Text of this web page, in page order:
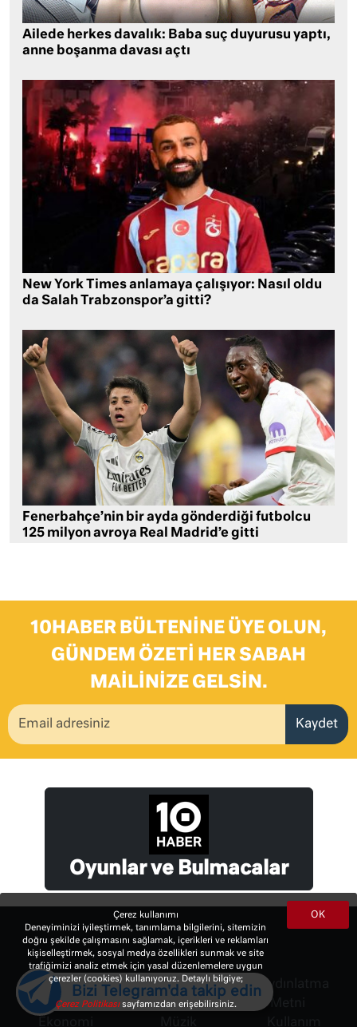
Ailede herkes davalık: Baba suç duyurusu yaptı,
anne boşanma davası açtı
New York Times anlamaya çalışıyor: Nasıl oldu
da Salah Trabzonspor’a gitti?
Fenerbahçe’nin bir ayda gönderdiği futbolcu
125 milyon avroya Real Madrid’e gitti
10HABER BÜLTENINE ÜYE OLUN,
GÜNDEM ÖZETI HER SABAH
MAILINIZE GELSIN.
Kaydet
Oyunlar ve Bulmacalar
Gündem
Siyaset
Kültür Sanat
Arkeoloji
Aydınlatma
Metni
OK
Çerez kullanımı
Deneyiminizi iyileştirmek, tanımlama bilgilerini, sitemizin
doğru şekilde çalışmasını sağlamak, içerikleri ve reklamları
kişiselleştirmek, sosyal medya özellikleri sunmak ve site
trafiğimizi analiz etmek için yasal düzenlemelere uygun
çerezler (cookies) kullanıyoruz. Detaylı bilgiye;
Çerez Politikasısayfamızdan erişebilirsiniz.
Bizi Telegram'da takip edin